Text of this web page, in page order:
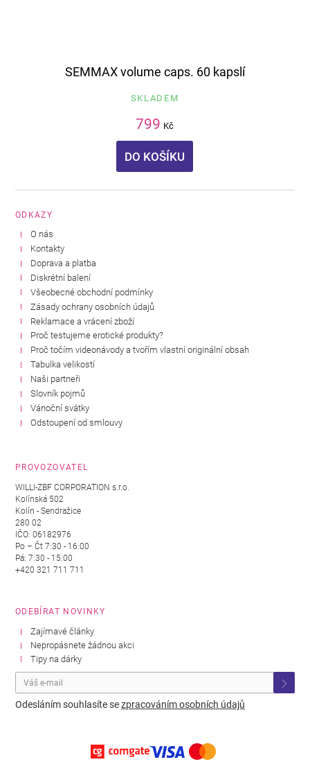
SEMMAX volume caps. 60 kapslí
SKLADEM
799 Kč
DO KOŠÍKU
ODKAZY
O nás
Kontakty
Doprava a platba
Diskrétní balení
Všeobecné obchodní podmínky
Zásady ochrany osobních údajů
Reklamace a vrácení zboží
Proč testujeme erotické produkty?
Proč točím videonávody a tvořím vlastní originální obsah
Tabulka velikostí
Naši partneři
Slovník pojmů
Vánoční svátky
Odstoupení od smlouvy
PROVOZOVATEL
WILLI-ZBF CORPORATION s.r.o.
Kolínská 502
Kolín - Sendražice
280 02
IČO: 06182976
Po – Čt 7:30 - 16:00
Pá: 7:30 - 15:00
+420 321 711 711
ODEBÍRAT NOVINKY
Zajímavé články
Nepropásnete žádnou akci
Tipy na dárky
Odesláním souhlasíte sezpracováním osobních údajů